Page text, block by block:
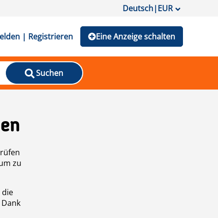
Deutsch|EUR
| Registrieren Eine Anzeige schalten
Suchen
zu
die